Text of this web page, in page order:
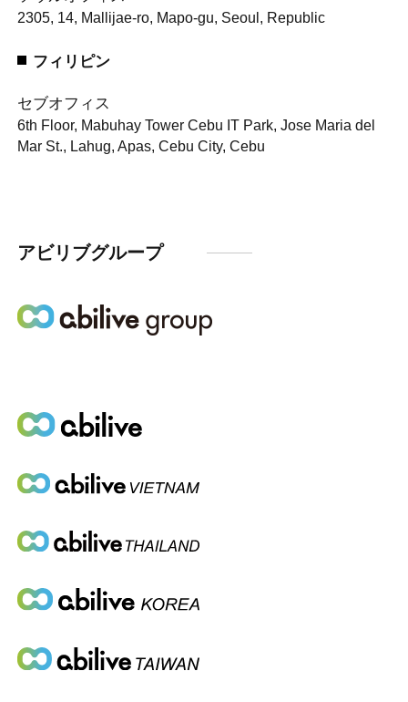
2305, 14, Mallijae-ro, Mapo-gu, Seoul, Republic
フィリピン
セブオフィス
6th Floor, Mabuhay Tower Cebu IT Park, Jose Maria del
Mar St., Lahug, Apas, Cebu City, Cebu
アビリブグループ